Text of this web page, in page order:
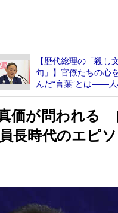
【歴代総理の「殺し
句」】官僚たちの心
んだ“言葉”とは――人
価が問われる
長時代のエピ